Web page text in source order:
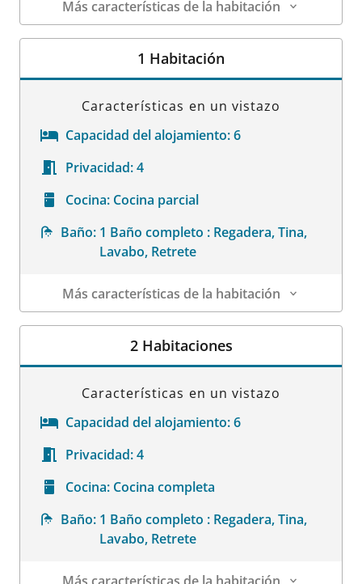
Más características de la habitación
Datos de la habitación
1 Habitación
Características en un vistazo
Capacidad del alojamiento:6
Privacidad:4
Cocina: Cocina parcial
Baño: 1 Baño completo : Regadera, Tina,
Lavabo, Retrete
Más características de la habitación
Datos de la habitación
2 Habitaciones
Características en un vistazo
Capacidad del alojamiento:6
Privacidad:4
Cocina: Cocina completa
Baño: 1 Baño completo : Regadera, Tina,
Lavabo, Retrete